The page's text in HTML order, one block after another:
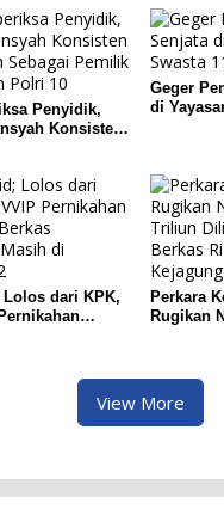
Penyidik,
Konsisten
Geger
di
Lolos dari KPK,
Perkara
Rugikan
View More